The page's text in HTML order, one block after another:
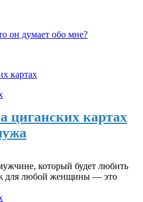
он думает обо мне?
картах
циганских картах
который будет любить
для любой женщины — это